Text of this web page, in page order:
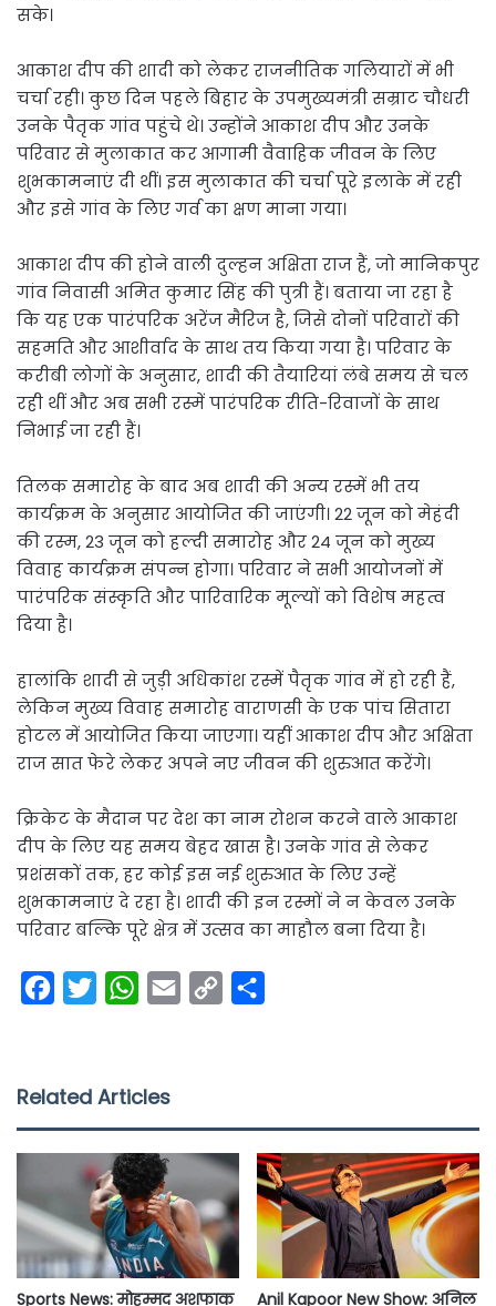
सके।
आकाश दीप की शादी को लेकर राजनीतिक गलियारों में भी
चर्चा रही। कुछ दिन पहले बिहार के उपमुख्यमंत्री सम्राट चौधरी
उनके पैतृक गांव पहुंचे थे। उन्होंने आकाश दीप और उनके
परिवार से मुलाकात कर आगामी वैवाहिक जीवन के लिए
शुभकामनाएं दी थीं। इस मुलाकात की चर्चा पूरे इलाके में रही
और इसे गांव के लिए गर्व का क्षण माना गया।
आकाश दीप की होने वाली दुल्हन अक्षिता राज हैं, जो मानिकपुर
गांव निवासी अमित कुमार सिंह की पुत्री हैं। बताया जा रहा है
कि यह एक पारंपरिक अरेंज मैरिज है, जिसे दोनों परिवारों की
सहमति और आशीर्वाद के साथ तय किया गया है। परिवार के
करीबी लोगों के अनुसार, शादी की तैयारियां लंबे समय से चल
रही थीं और अब सभी रस्में पारंपरिक रीति-रिवाजों के साथ
निभाई जा रही हैं।
तिलक समारोह के बाद अब शादी की अन्य रस्में भी तय
कार्यक्रम के अनुसार आयोजित की जाएंगी। 22 जून को मेहंदी
की रस्म, 23 जून को हल्दी समारोह और 24 जून को मुख्य
विवाह कार्यक्रम संपन्न होगा। परिवार ने सभी आयोजनों में
पारंपरिक संस्कृति और पारिवारिक मूल्यों को विशेष महत्व
दिया है।
हालांकि शादी से जुड़ी अधिकांश रस्में पैतृक गांव में हो रही हैं,
लेकिन मुख्य विवाह समारोह वाराणसी के एक पांच सितारा
होटल में आयोजित किया जाएगा। यहीं आकाश दीप और अक्षिता
राज सात फेरे लेकर अपने नए जीवन की शुरुआत करेंगे।
क्रिकेट के मैदान पर देश का नाम रोशन करने वाले आकाश
दीप के लिए यह समय बेहद खास है। उनके गांव से लेकर
प्रशंसकों तक, हर कोई इस नई शुरुआत के लिए उन्हें
शुभकामनाएं दे रहा है। शादी की इन रस्मों ने न केवल उनके
परिवार बल्कि पूरे क्षेत्र में उत्सव का माहौल बना दिया है।
e
o
k
t
e
r
W
t
A
p
p
i
n
k
Related Articles
Sports News: मोहम्मद अशफाक
Anil Kapoor New Show: अनिल